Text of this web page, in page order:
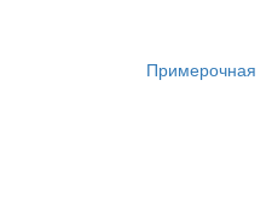
Примерочная